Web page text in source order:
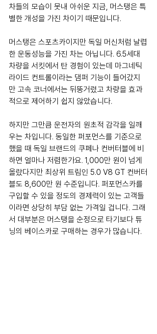
차들의 모습이 못내 아쉬운 지금, 머스탱은 특
별한 개성을 가진 차이기 때문입니다.
머스탱은 스포츠카이지만 독일 머신처럼 날렵
한 운동성능을 가진 차는 아닙니다. 6.5세대
차량을 서킷에서 탄 경험이 있는데 마그네틱
라이드 컨트롤이라는 댐퍼 기능이 들어갔지
만 고속 코너에서는 뒤뚱거렸고 차량을 효과
적으로 제어하기 쉽지 않았습니다.
하지만 그만큼 운전자의 원초적 감각을 일깨
우는 차입니다. 동일한 퍼포먼스를 기준으로
했을 때 독일 브랜드의 쿠페나 컨버터블에 비
하면 얼마나 저렴한가요. 1,000만 원이 넘게
올랐다지만 최상위 트림인 5.0 V8 GT 컨버터
블도 8,600만 원 수준입니다. 퍼포먼스카를
구입할 수 있을 정도의 경제력이 있는 고객들
이라면 상당히 부담 없는 가격일 겁니다. 그래
서 대부분은 머스탱을 순정으로 타기보다 튜
닝의 베이스카로 구매하는 경우가 많습니다.